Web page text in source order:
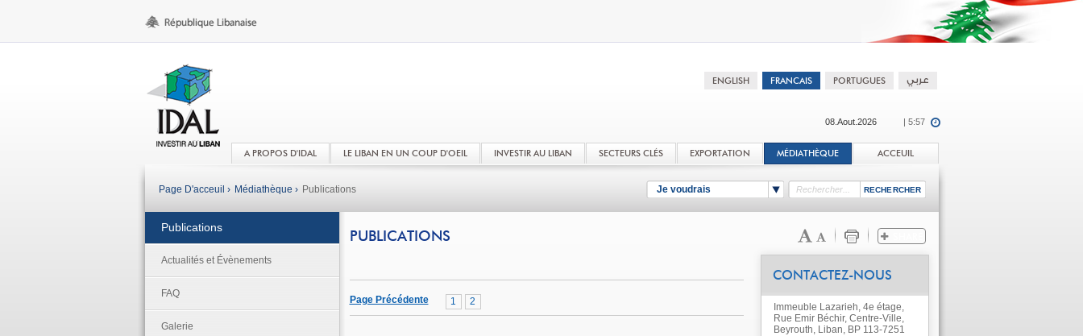
08.Aout.2026 | 5:57
A PROPOS D'IDAL LE LIBAN EN UN COUP D'OEIL INVESTIR AU LIBAN SECTEURS CLÉS EXPORTATION MÉDIATHÈQUE ACCEUIL
Je voudrais
Page D'acceuil › Médiathèque › Publications
Publications
Actualités et Évènements
FAQ
Galerie
PUBLICATIONS
1 2
Page Précédente
CONTACTEZ-NOUS
Immeuble Lazarieh, 4e étage,
Rue Emir Béchir, Centre-Ville,
Beyrouth, Liban, BP 113-7251